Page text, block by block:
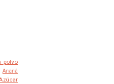
polvo
Ananá